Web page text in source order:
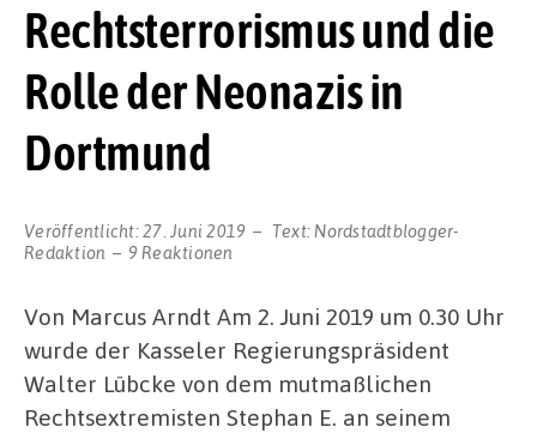
Rechtsterrorismus und die
Rolle der Neonazis in
Dortmund
Veröffentlicht:27. Juni 2019 Text: Nordstadtblogger-
Redaktion
9 Reaktionen
Von Marcus Arndt Am 2. Juni 2019 um 0.30 Uhr
wurde der Kasseler Regierungspräsident
Walter Lübcke von dem mutmaßlichen
Rechtsextremisten Stephan E. an seinem